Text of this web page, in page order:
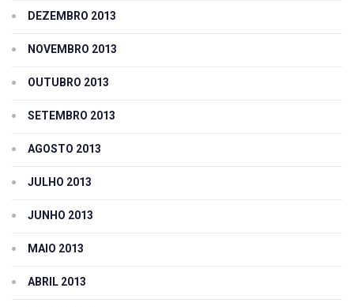
DEZEMBRO 2013
NOVEMBRO 2013
OUTUBRO 2013
SETEMBRO 2013
AGOSTO 2013
JULHO 2013
JUNHO 2013
MAIO 2013
ABRIL 2013